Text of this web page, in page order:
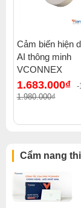
Cảm biến hiện
AI thông minh
VCONNEX
1.683.000₫
-
1.980.000₫
Cẩm nang